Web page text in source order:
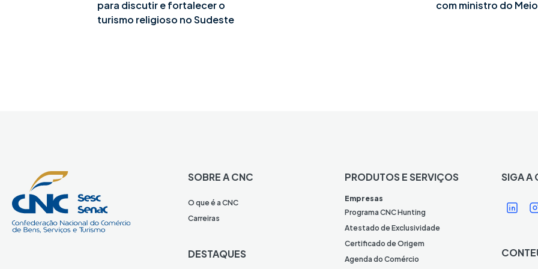
para discutir e fortalecer o
turismo religioso no Sudeste
com ministro do
SOBRE A CNC
O que é a CNC
Carreiras
DESTAQUES
PRODUTOS E SERVIÇOS
Empresas
Programa CNC Hunting
Atestado de Exclusividade
Certificado de Origem
Agenda do Comércio
SIGA A
Í
c
n
e
Í